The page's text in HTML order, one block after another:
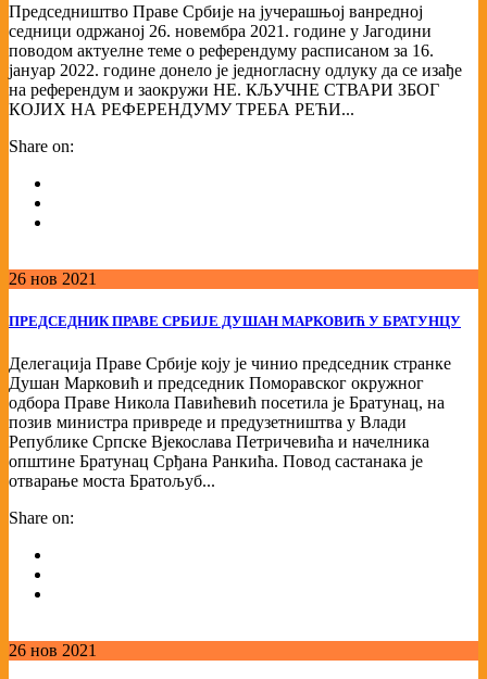
Председништво Праве Србије на јучерашњој ванредној
седници одржаној 26. новембра 2021. године у Јагодини
поводом актуелне теме о референдуму расписаном за 16.
јануар 2022. године донело је једногласну одлуку да се изађе
на референдум и заокружи НЕ. КЉУЧНЕ СТВАРИ ЗБОГ
КОЈИХ НА РЕФЕРЕНДУМУ ТРЕБА РЕЋИ...
Share on:
26 нов 2021
ПРЕДСЕДНИК ПРАВЕ СРБИЈЕ ДУШАН МАРКОВИЋ У БРАТУНЦУ
Делегација Праве Србије коју је чинио председник странке
Душан Марковић и председник Поморавског окружног
одбора Праве Никола Павићевић посетила је Братунац, на
позив министра привреде и предузетништва у Влади
Републике Српске Вјекослава Петричевића и начелника
општине Братунац Срђана Ранкића. Повод састанака је
отварање моста Братољуб...
Share on:
26 нов 2021